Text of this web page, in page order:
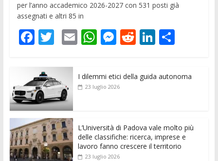
per l’anno accademico 2026-2027 con 531 posti già
assegnati e altri 85 in
F
e
b
o
o
k
T
itt
er
E
ai
l
W
s
p
M
ss
e
er
R
di
Li
e
C
di
I dilemmi etici della guida autonoma
23 luglio 2026
L’Università di Padova vale molto più
delle classifiche: ricerca, imprese e
lavoro fanno crescere il territorio
23 luglio 2026